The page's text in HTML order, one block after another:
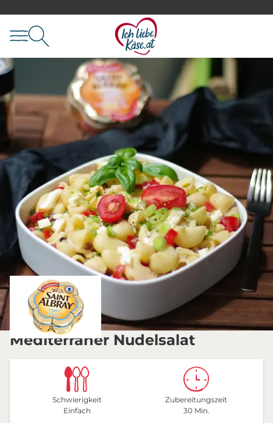
Mediterraner Nudelsalat
Schwierigkeit
Einfach
Zubereitungszeit
30 Min.